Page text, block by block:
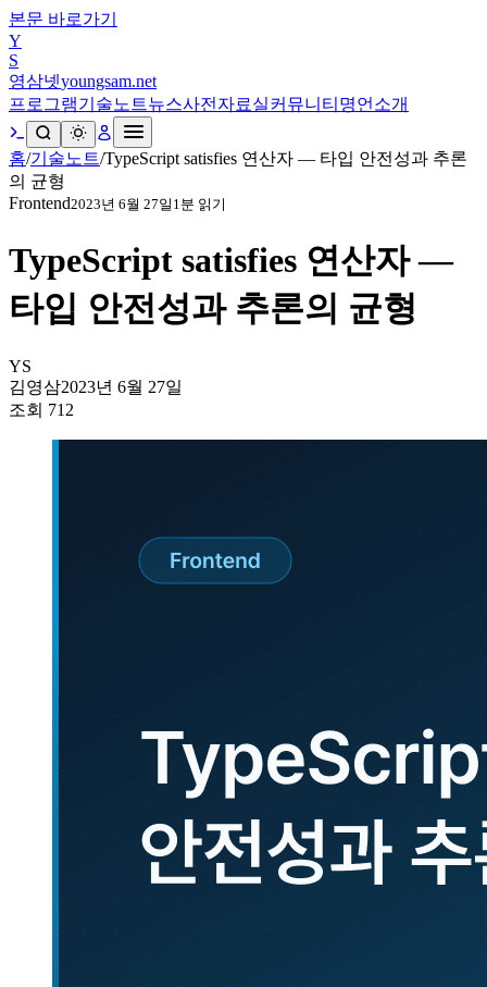
본문 바로가기
Y
S
영삼넷youngsam.net
프로그램기술노트뉴스사전 자료실커뮤니티 명언 소개
홈/기술노트/TypeScript satisfies 연산자 — 타입 안전성과 추론
의 균형
Frontend2023년 6월 27일 1분 읽기
TypeScript satisfies 연산자 —
타입 안전성과 추론의 균형
YS
김영삼2023년 6월 27일
조회 712